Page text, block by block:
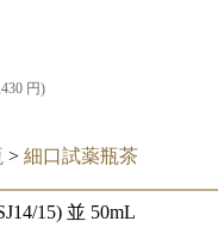
円)
> 細口試薬瓶茶
15) 並 50mL